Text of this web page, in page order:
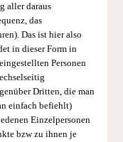
aller daraus
das
Das ist hier also
in dieser Form in
Personen
Dritten, die man
einfach befiehlt)
Einzelpersonen
bzw zu ihnen je